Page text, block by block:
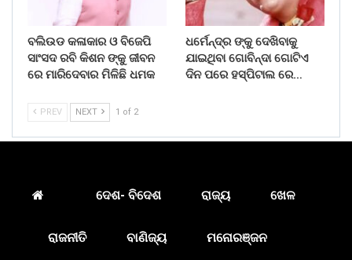
ବଲିଉଡ କଳାକାର ଓ ବିଜେପି
ସାଂସଦ ରବି କିଶନ ଙ୍କୁ ଜୀବନ
ରେ ମାରିଦେବାର ମିଳିଛି ଧମକ
ଧର୍ମେନ୍ଦ୍ର ଙ୍କୁ ଦେଖିବାକୁ
ଯାଇଥିବା ଗୋବିନ୍ଦା ଗୋଟିଏ
ଦିନ ପରେ ହସ୍ପିଟାଲ ରେ…
PREV NEXT 1 of 2
ଦେଶ- ବିଦେଶ ରାଜ୍ୟ ଖେଳ
ରାଜନୀତି ବାଣିଜ୍ୟ ମନୋରଞ୍ଜନ